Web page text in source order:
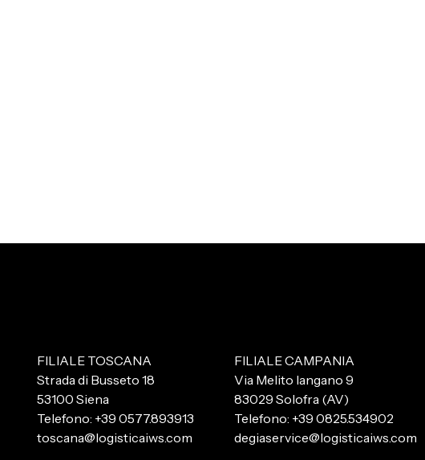
FILIALE TOSCANA
Strada di Busseto 18
53100 Siena
Telefono: +39 0577.893913
toscana@logisticaiws.com
FILIALE CAMPANIA
Via Melito Iangano 9
83029 Solofra (AV)
Telefono: +39 0825.534902
degiaservice@logisticaiws.com